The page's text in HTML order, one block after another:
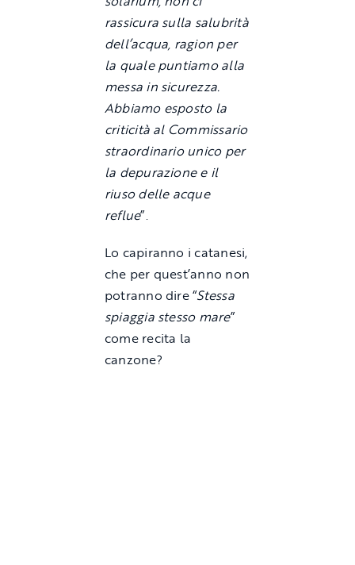
rassicura sulla salubrità
dell’acqua, ragion per
la quale puntiamo alla
messa in sicurezza.
Abbiamo esposto la
criticità al Commissario
straordinario unico per
la depurazione e il
riuso delle acque
reflue”.
Lo capiranno i catanesi,
che per quest’anno non
potranno dire “Stessa
spiaggia stesso mare”
come recita la
canzone?